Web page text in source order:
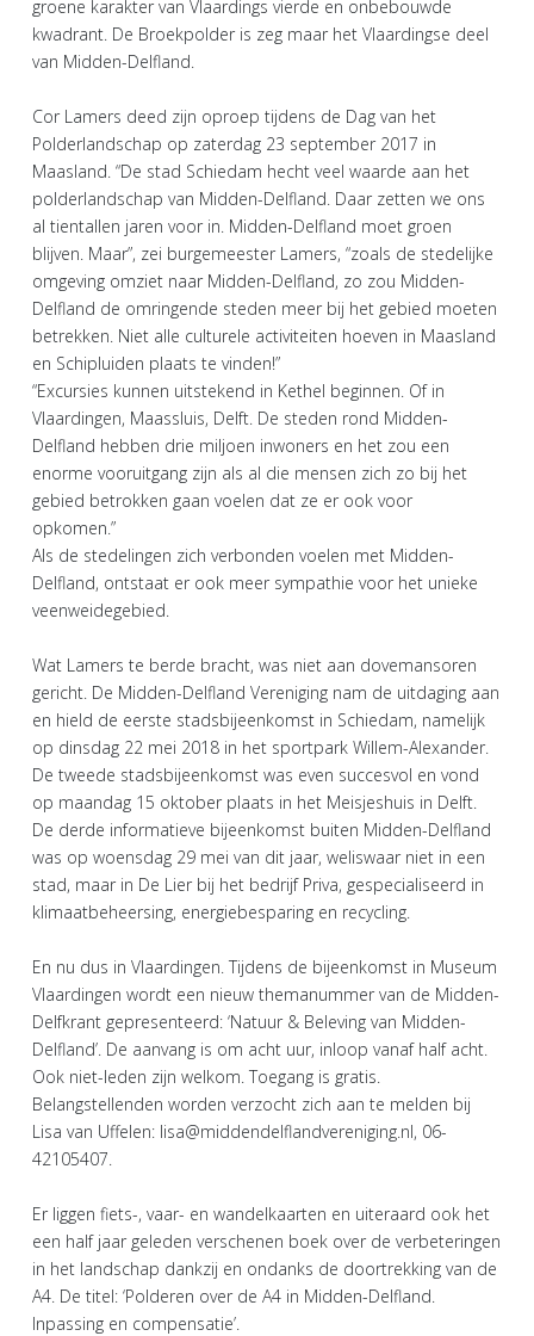
groene karakter van Vlaardings vierde en onbebouwde
kwadrant. De Broekpolder is zeg maar het Vlaardingse deel
van Midden-Delfland.
Cor Lamers deed zijn oproep tijdens de Dag van het
Polderlandschap op zaterdag 23 september 2017 in
Maasland. “De stad Schiedam hecht veel waarde aan het
polderlandschap van Midden-Delfland. Daar zetten we ons
al tientallen jaren voor in. Midden-Delfland moet groen
blijven. Maar”, zei burgemeester Lamers, “zoals de stedelijke
omgeving omziet naar Midden-Delfland, zo zou Midden-
Delfland de omringende steden meer bij het gebied moeten
betrekken. Niet alle culturele activiteiten hoeven in Maasland
en Schipluiden plaats te vinden!”
“Excursies kunnen uitstekend in Kethel beginnen. Of in
Vlaardingen, Maassluis, Delft. De steden rond Midden-
Delfland hebben drie miljoen inwoners en het zou een
enorme vooruitgang zijn als al die mensen zich zo bij het
gebied betrokken gaan voelen dat ze er ook voor
opkomen.”
Als de stedelingen zich verbonden voelen met Midden-
Delfland, ontstaat er ook meer sympathie voor het unieke
veenweidegebied.
Wat Lamers te berde bracht, was niet aan dovemansoren
gericht. De Midden-Delfland Vereniging nam de uitdaging aan
en hield de eerste stadsbijeenkomst in Schiedam, namelijk
op dinsdag 22 mei 2018 in het sportpark Willem-Alexander.
De tweede stadsbijeenkomst was even succesvol en vond
op maandag 15 oktober plaats in het Meisjeshuis in Delft.
De derde informatieve bijeenkomst buiten Midden-Delfland
was op woensdag 29 mei van dit jaar, weliswaar niet in een
stad, maar in De Lier bij het bedrijf Priva, gespecialiseerd in
klimaatbeheersing, energiebesparing en recycling.
En nu dus in Vlaardingen. Tijdens de bijeenkomst in Museum
Vlaardingen wordt een nieuw themanummer van de Midden-
Delfkrant gepresenteerd: ‘Natuur & Beleving van Midden-
Delfland’. De aanvang is om acht uur, inloop vanaf half acht.
Ook niet-leden zijn welkom. Toegang is gratis.
Belangstellenden worden verzocht zich aan te melden bij
Lisa van Uffelen: lisa@middendelflandvereniging.nl, 06-
42105407.
Er liggen fiets-, vaar- en wandelkaarten en uiteraard ook het
een half jaar geleden verschenen boek over de verbeteringen
in het landschap dankzij en ondanks de doortrekking van de
A4. De titel: ‘Polderen over de A4 in Midden-Delfland.
Inpassing en compensatie’.